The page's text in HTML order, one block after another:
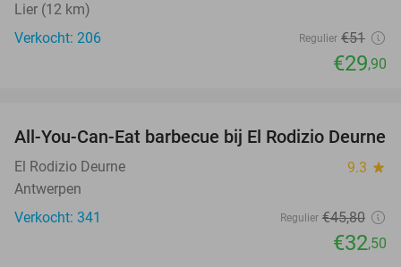
Lier (12 km)
Verkocht: 206
Regulier €51
€29,90
29%
All-You-Can-Eat barbecue bij El Rodizio Deurne
El Rodizio Deurne 9.3 star
Antwerpen
Verkocht: 341
Regulier €45,80
€32,50